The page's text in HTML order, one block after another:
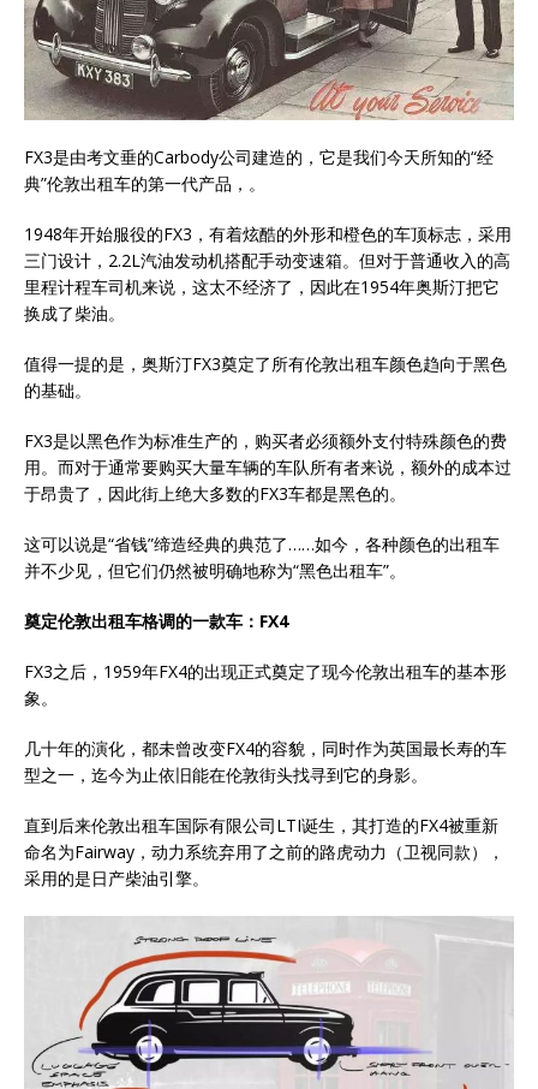
FX3是由考文垂的Carbody公司建造的，它是我们今天所知的“经
典”伦敦出租车的第一代产品，。
1948年开始服役的FX3，有着炫酷的外形和橙色的车顶标志，采用
三门设计，2.2L汽油发动机搭配手动变速箱。但对于普通收入的高
里程计程车司机来说，这太不经济了，因此在1954年奥斯汀把它
换成了柴油。
值得一提的是，奥斯汀FX3奠定了所有伦敦出租车颜色趋向于黑色
的基础。
FX3是以黑色作为标准生产的，购买者必须额外支付特殊颜色的费
用。而对于通常要购买大量车辆的车队所有者来说，额外的成本过
于昂贵了，因此街上绝大多数的FX3车都是黑色的。
这可以说是“省钱”缔造经典的典范了……如今，各种颜色的出租车
并不少见，但它们仍然被明确地称为“黑色出租车”。
奠定伦敦出租车格调的一款车： FX4
FX3之后，1959年FX4的出现正式奠定了现今伦敦出租车的基本形
象。
几十年的演化，都未曾改变FX4的容貌，同时作为英国最长寿的车
型之一，迄今为止依旧能在伦敦街头找寻到它的身影。
直到后来伦敦出租车国际有限公司LTI诞生，其打造的FX4被重新
命名为Fairway，动力系统弃用了之前的路虎动力（卫视同款），
采用的是日产柴油引擎。